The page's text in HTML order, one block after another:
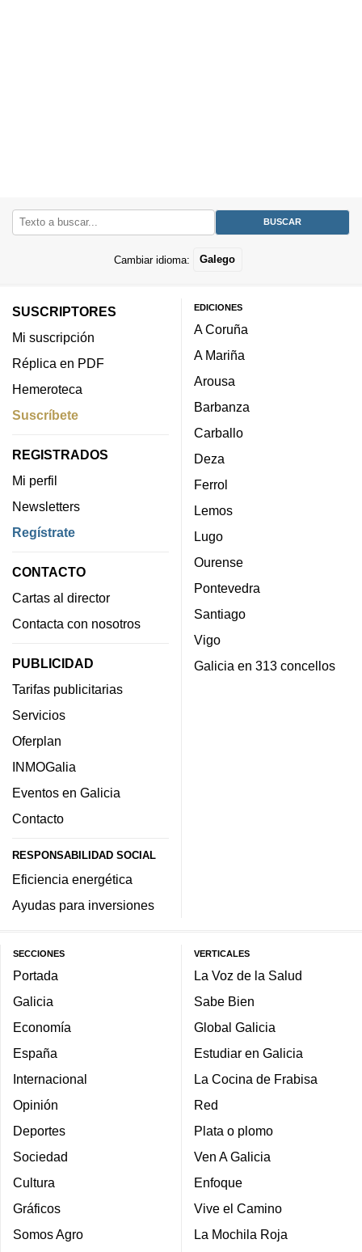
Cambiar idioma: Galego
SUSCRIPTORES
Mi suscripción
Réplica en PDF
Hemeroteca
Suscríbete
REGISTRADOS
Mi perfil
Newsletters
Regístrate
CONTACTO
Cartas al director
Contacta con nosotros
PUBLICIDAD
Tarifas publicitarias
Servicios
Oferplan
INMOGalia
Eventos en Galicia
Contacto
RESPONSABILIDAD SOCIAL
Eficiencia energética
Ayudas para inversiones
EDICIONES
A Coruña
A Mariña
Arousa
Barbanza
Carballo
Deza
Ferrol
Lemos
Lugo
Ourense
Pontevedra
Santiago
Vigo
Galicia en 313 concellos
SECCIONES
Portada
Galicia
Economía
España
Internacional
Opinión
Deportes
Sociedad
Cultura
Gráficos
Somos Agro
VERTICALES
La Voz de la Salud
Sabe Bien
Global Galicia
Estudiar en Galicia
La Cocina de Frabisa
Red
Plata o plomo
Ven A Galicia
Enfoque
Vive el Camino
La Mochila Roja